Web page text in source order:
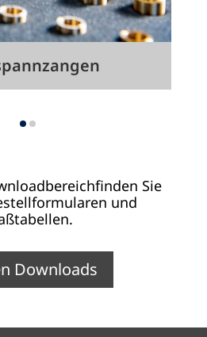
Sie
und
Downloads